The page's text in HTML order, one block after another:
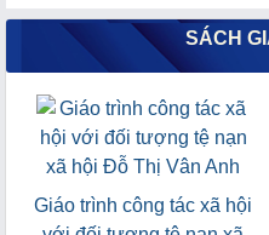
SÁCH
Giáo trình công tác xã hội